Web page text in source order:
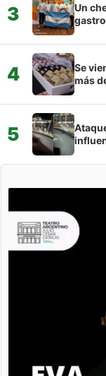
3
Un
4
Se
más
5